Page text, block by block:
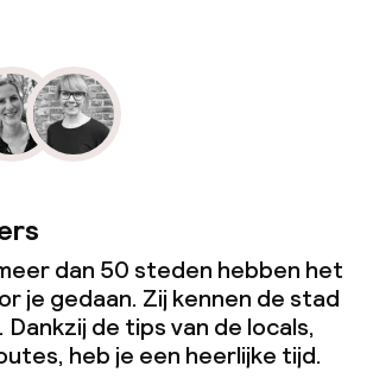
dan 50 steden hebben het
je gedaan. Zij kennen de stad
Dankzij de tips van de locals,
heb je een heerlijke tijd.